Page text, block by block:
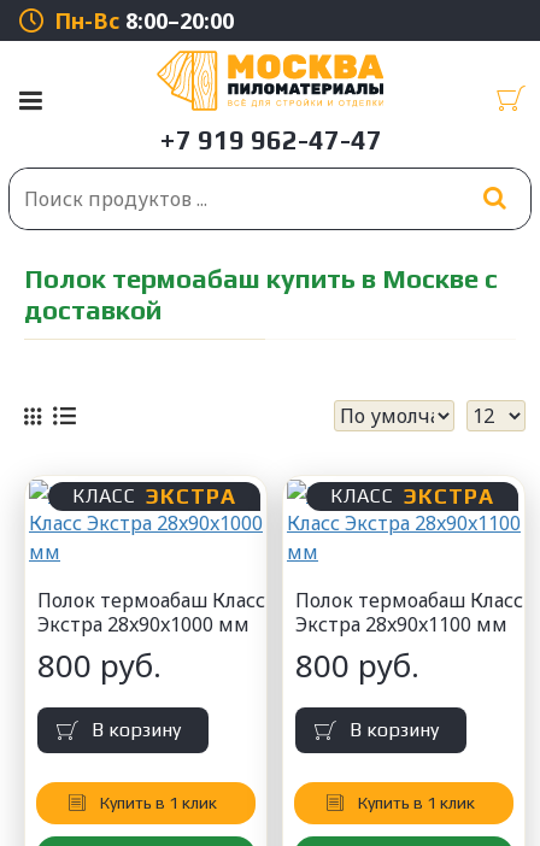
Пн-Вс 8:00–20:00
Полок термоабаш купить в Москве с
доставкой
КЛАСС ЭКСТРА
Полок термоабаш Класс
Экстра 28x90x1000 мм
800 руб.
В корзину
Купить в 1 клик
КЛАСС ЭКСТРА
Полок термоабаш Класс
Экстра 28x90x1100 мм
800 руб.
В корзину
Купить в 1 клик